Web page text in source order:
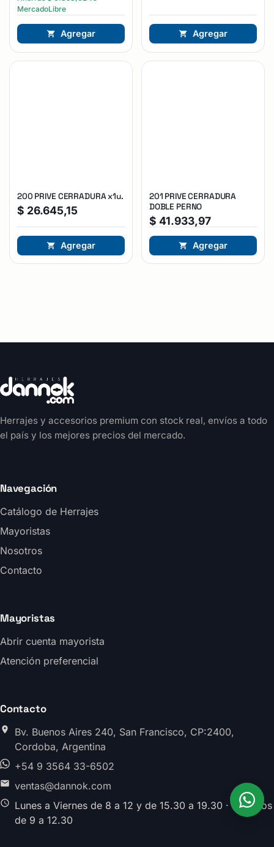
MercadoLibre
Agregar Agregar
200 PRIVE CERRADURA x1u.
$ 26.645,15
Agregar
201 PRIVE CERRADURA
DOBLE PERNO
$ 41.933,97
Agregar
Herrajes y accesorios premium con stock real, envíos a todo
el país y los mejores precios del mercado.
Navegación
Catálogo de Herrajes
Mayoristas
Nosotros
Contacto
Mayoristas
Abrir cuenta mayorista
Atención preferencial
Contacto
Bv. Buenos Aires 240, San Francisco, CP:2400,
Cordoba, Argentina
+54 9 3564 33-6502
ventas@dannok.com
Lunes a Viernes de 8 a 12 y de 15.30 a 19.30 · Sabados
de 9 a 12.30